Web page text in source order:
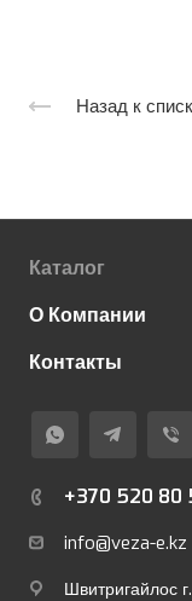
Назад к
Каталог
О Компании
Контакты
+370 520 80
info@veza-e.kz
Швитригайлос